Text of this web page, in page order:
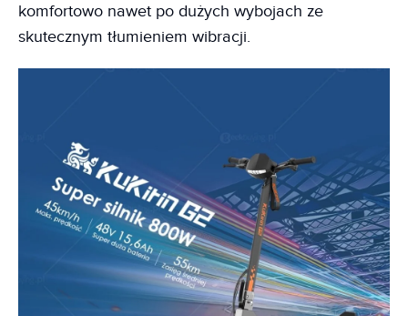
komfortowo nawet po dużych wybojach ze
skutecznym tłumieniem wibracji.